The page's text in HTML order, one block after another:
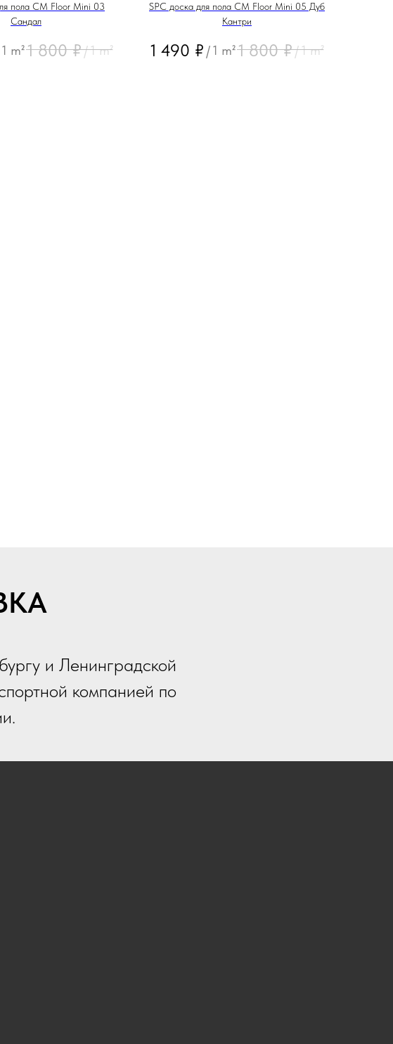
пола CM Floor Mini 03
Сандал
1 m²1 800 ₽/1 m²
SPC доска для пола CM Floor Mini 05 Дуб
Кантри
1 490 ₽ /1 m²1 800 ₽/1 m²
и Ленинградской
компанией по